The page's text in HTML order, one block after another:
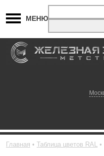
МЕНЮ
Главная Таблица цветов RAL